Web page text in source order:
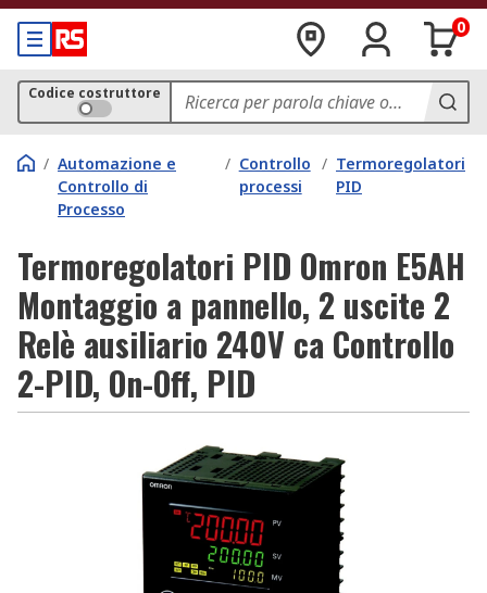
0
Codice costruttore
/ Automazione e
Controllo di
Processo
/ Controllo
processi
/ Termoregolatori
PID
Termoregolatori PID Omron E5AH
Montaggio a pannello, 2 uscite 2
Relè ausiliario 240V ca Controllo
2-PID, On-Off, PID